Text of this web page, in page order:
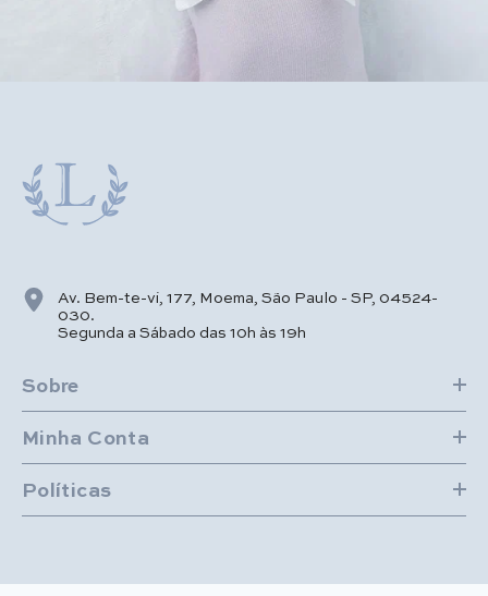
Av. Bem-te-vi, 177, Moema, São Paulo - SP, 04524-
030.
Segunda a Sábado das 10h às 19h
Sobre
Minha Conta
Políticas